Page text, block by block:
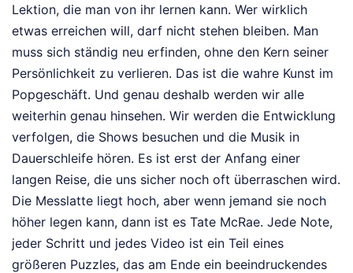
Lektion, die man von ihr lernen kann. Wer wirklich
etwas erreichen will, darf nicht stehen bleiben. Man
muss sich ständig neu erfinden, ohne den Kern seiner
Persönlichkeit zu verlieren. Das ist die wahre Kunst im
Popgeschäft. Und genau deshalb werden wir alle
weiterhin genau hinsehen. Wir werden die Entwicklung
verfolgen, die Shows besuchen und die Musik in
Dauerschleife hören. Es ist erst der Anfang einer
langen Reise, die uns sicher noch oft überraschen wird.
Die Messlatte liegt hoch, aber wenn jemand sie noch
höher legen kann, dann ist es Tate McRae. Jede Note,
jeder Schritt und jedes Video ist ein Teil eines
größeren Puzzles, das am Ende ein beeindruckendes